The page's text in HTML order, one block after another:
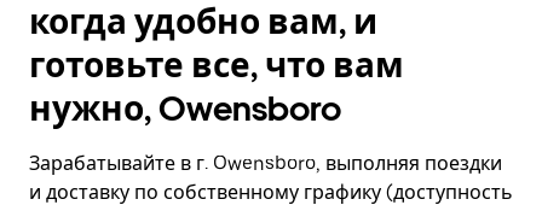
когда удобно вам, и
готовьте все, что вам
нужно, Owensboro
Зарабатывайте в г. Owensboro, выполняя поездки
и доставку по собственному графику (доступность